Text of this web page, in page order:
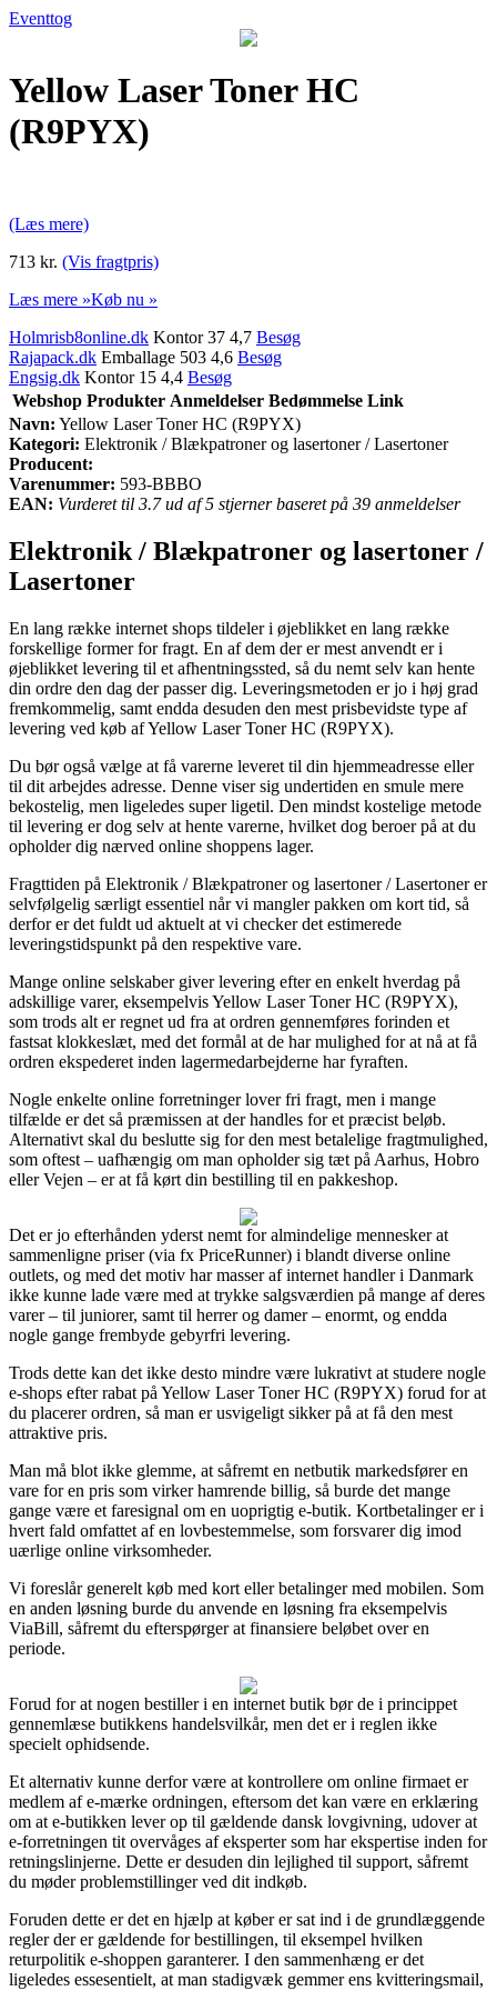
Eventtog
Yellow Laser Toner HC
(R9PYX)
(Læs mere)
713 kr. (Vis fragtpris)
Læs mere »Køb nu »
Holmrisb8online.dk Kontor 37 4,7 Besøg
Rajapack.dk Emballage 503 4,6 Besøg
Engsig.dk Kontor 15 4,4 Besøg
Webshop Produkter Anmeldelser Bedømmelse Link
Navn: Yellow Laser Toner HC (R9PYX)
Kategori: Elektronik / Blækpatroner og lasertoner / Lasertoner
Producent:
Varenummer: 593-BBBO
EAN: Vurderet til 3.7 ud af 5 stjerner baseret på 39 anmeldelser
Elektronik / Blækpatroner og lasertoner /
Lasertoner
En lang række internet shops tildeler i øjeblikket en lang række
forskellige former for fragt. En af dem der er mest anvendt er i
øjeblikket levering til et afhentningssted, så du nemt selv kan hente
din ordre den dag der passer dig. Leveringsmetoden er jo i høj grad
fremkommelig, samt endda desuden den mest prisbevidste type af
levering ved køb af Yellow Laser Toner HC (R9PYX).
Du bør også vælge at få varerne leveret til din hjemmeadresse eller
til dit arbejdes adresse. Denne viser sig undertiden en smule mere
bekostelig, men ligeledes super ligetil. Den mindst kostelige metode
til levering er dog selv at hente varerne, hvilket dog beroer på at du
opholder dig nærved online shoppens lager.
Fragttiden på Elektronik / Blækpatroner og lasertoner / Lasertoner er
selvfølgelig særligt essentiel når vi mangler pakken om kort tid, så
derfor er det fuldt ud aktuelt at vi checker det estimerede
leveringstidspunkt på den respektive vare.
Mange online selskaber giver levering efter en enkelt hverdag på
adskillige varer, eksempelvis Yellow Laser Toner HC (R9PYX),
som trods alt er regnet ud fra at ordren gennemføres forinden et
fastsat klokkeslæt, med det formål at de har mulighed for at nå at få
ordren ekspederet inden lagermedarbejderne har fyraften.
Nogle enkelte online forretninger lover fri fragt, men i mange
tilfælde er det så præmissen at der handles for et præcist beløb.
Alternativt skal du beslutte sig for den mest betalelige fragtmulighed,
som oftest – uafhængig om man opholder sig tæt på Aarhus, Hobro
eller Vejen – er at få kørt din bestilling til en pakkeshop.
Det er jo efterhånden yderst nemt for almindelige mennesker at
sammenligne priser (via fx PriceRunner) i blandt diverse online
outlets, og med det motiv har masser af internet handler i Danmark
ikke kunne lade være med at trykke salgsværdien på mange af deres
varer – til juniorer, samt til herrer og damer – enormt, og endda
nogle gange frembyde gebyrfri levering.
Trods dette kan det ikke desto mindre være lukrativt at studere nogle
e-shops efter rabat på Yellow Laser Toner HC (R9PYX) forud for at
du placerer ordren, så man er usvigeligt sikker på at få den mest
attraktive pris.
Man må blot ikke glemme, at såfremt en netbutik markedsfører en
vare for en pris som virker hamrende billig, så burde det mange
gange være et faresignal om en uoprigtig e-butik. Kortbetalinger er i
hvert fald omfattet af en lovbestemmelse, som forsvarer dig imod
uærlige online virksomheder.
Vi foreslår generelt køb med kort eller betalinger med mobilen. Som
en anden løsning burde du anvende en løsning fra eksempelvis
ViaBill, såfremt du efterspørger at finansiere beløbet over en
periode.
Forud for at nogen bestiller i en internet butik bør de i princippet
gennemlæse butikkens handelsvilkår, men det er i reglen ikke
specielt ophidsende.
Et alternativ kunne derfor være at kontrollere om online firmaet er
medlem af e-mærke ordningen, eftersom det kan være en erklæring
om at e-butikken lever op til gældende dansk lovgivning, udover at
e-forretningen tit overvåges af eksperter som har ekspertise inden for
retningslinjerne. Dette er desuden din lejlighed til support, såfremt
du møder problemstillinger ved dit indkøb.
Foruden dette er det en hjælp at køber er sat ind i de grundlæggende
regler der er gældende for bestillingen, til eksempel hvilken
returpolitik e-shoppen garanterer. I den sammenhæng er det
ligeledes essesentielt, at man stadigvæk gemmer ens kvitteringsmail,